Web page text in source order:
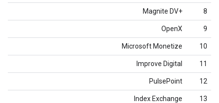
8
Magnite DV+‎
9
OpenX
10
Microsoft Monetize
11
Improve Digital
12
PulsePoint
13
Index Exchange